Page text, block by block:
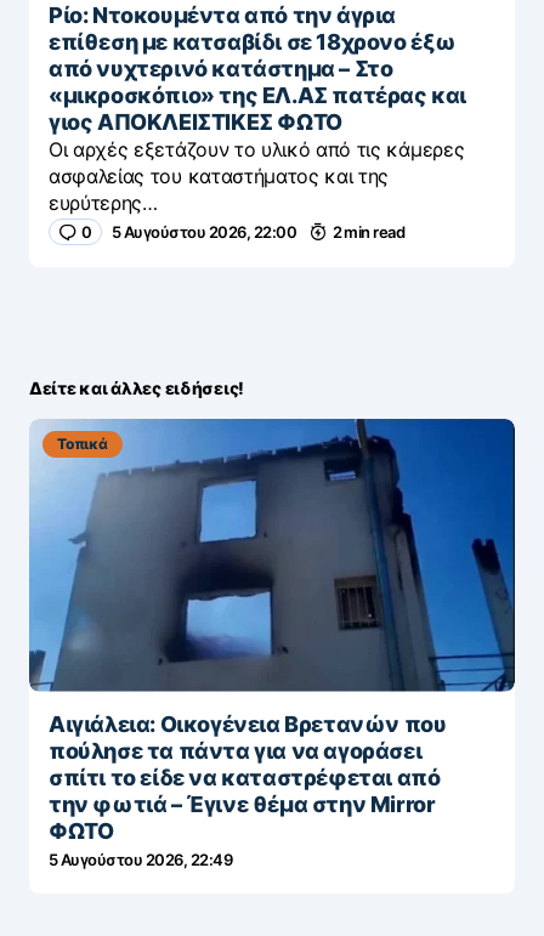
Ρίο: Ντοκουμέντα από την άγρια
επίθεση με κατσαβίδι σε 18χρονο έξω
από νυχτερινό κατάστημα – Στο
«μικροσκόπιο» της ΕΛ.ΑΣ πατέρας και
γιος ΑΠΟΚΛΕΙΣΤΙΚΕΣ ΦΩΤΟ
Οι αρχές εξετάζουν το υλικό από τις κάμερες
ασφαλείας του καταστήματος και της
ευρύτερης…
0 5 Αυγούστου 2026, 22:00 2 min read
Δείτε και άλλες ειδήσεις!
Τοπικά
Αιγιάλεια: Οικογένεια Βρετανών που
πούλησε τα πάντα για να αγοράσει
σπίτι το είδε να καταστρέφεται από
την φωτιά – Έγινε θέμα στην Mirror
ΦΩΤΟ
5 Αυγούστου 2026, 22:49